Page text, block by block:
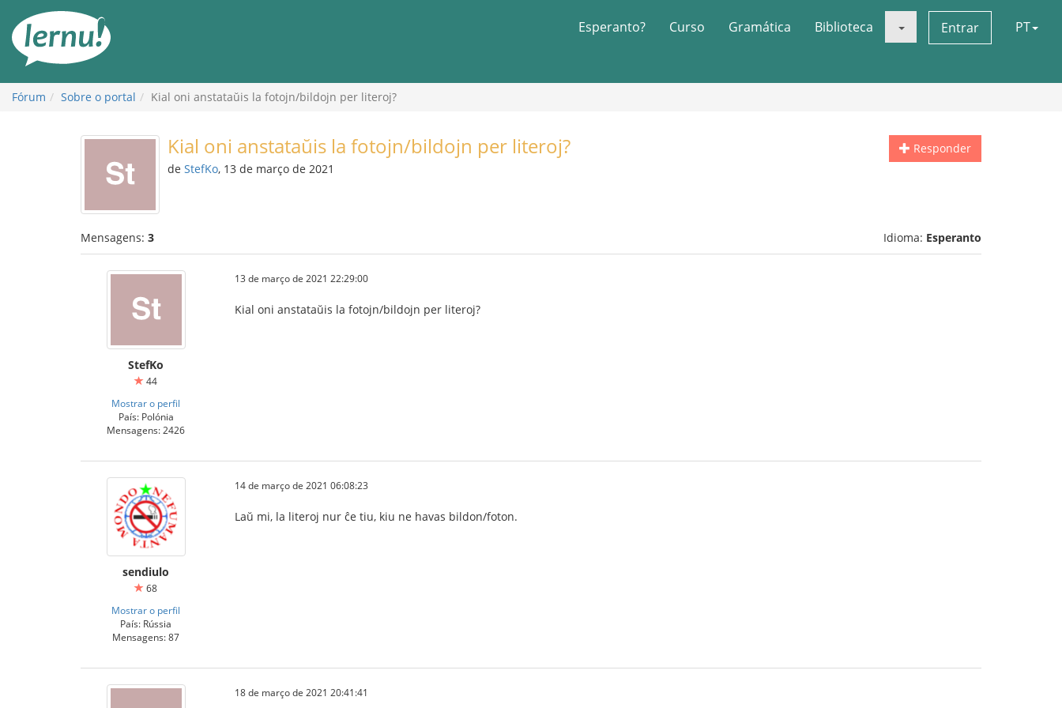
conteúdo
Esperanto? Curso Gramática Biblioteca Entrar PT
Fórum Sobre o portal Kial oni anstataŭis la fotojn/bildojn per literoj?
Responder
Kial oni anstataŭis la fotojn/bildojn per literoj?
de StefKo, 13 de março de 2021
Mensagens: 3 Idioma: Esperanto
StefKo
44
Mostrar o perfil
País: Polónia
Mensagens: 2426
13 de março de 2021 22:29:00
Kial oni anstataŭis la fotojn/bildojn per literoj?
sendiulo
68
Mostrar o perfil
País: Rússia
Mensagens: 87
14 de março de 2021 06:08:23
Laŭ mi, la literoj nur ĉe tiu, kiu ne havas bildon/foton.
18 de março de 2021 20:41:41